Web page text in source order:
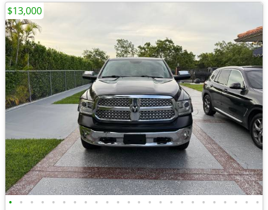
• • • • • • • • • • • • • • • • • • • • • • • •
$13,000